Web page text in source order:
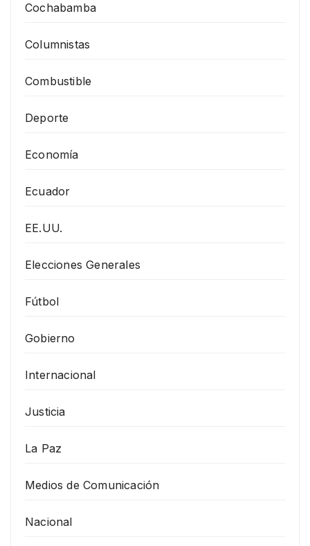
Cochabamba
Columnistas
Combustible
Deporte
Economía
Ecuador
EE.UU.
Elecciones Generales
Fútbol
Gobierno
Internacional
Justicia
La Paz
Medios de Comunicación
Nacional